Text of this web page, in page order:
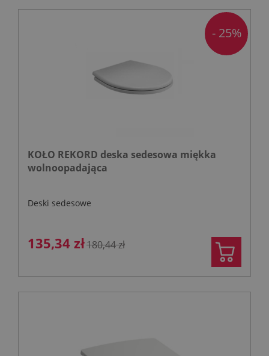
KOŁO REKORD deska sedesowa miękka
wolnoopadająca
Deski sedesowe
135,34 zł180,44 zł
- 25%